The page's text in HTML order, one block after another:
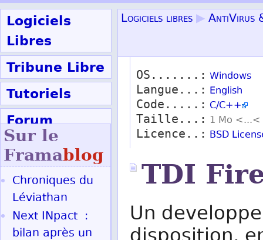
Logiciels
Libres
Tribune Libre
Tutoriels
Forum
Participer
Logiciels libres ▶ AntiVirus
OS.......: Windows
Langue...: English
Code.....: C/C++
Taille...: 1 Mo <...<
Licence..: BSD
TDI
Un
Sur le
Framablog
Chroniques du
Léviathan
Next INpact :
bilan après un